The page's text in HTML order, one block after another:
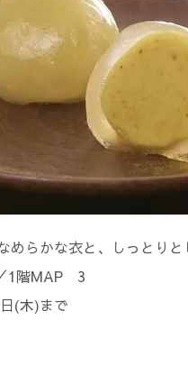
めらかな衣と、しっとり
1階MAP 3
(木)まで